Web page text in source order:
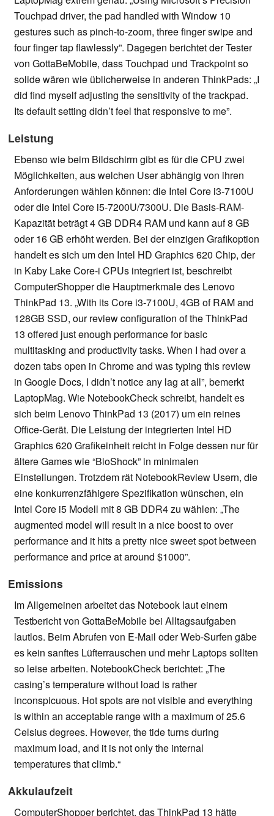
Touchpad driver, the pad handled with Window 10
gestures such as pinch-to-zoom, three finger swipe and
four finger tap flawlessly”. Dagegen berichtet der Tester
von GottaBeMobile, dass Touchpad und Trackpoint so
solide wären wie üblicherweise in anderen ThinkPads: „I
did find myself adjusting the sensitivity of the trackpad.
Its default setting didn’t feel that responsive to me”.
Leistung
Ebenso wie beim Bildschirm gibt es für die CPU zwei
Möglichkeiten, aus welchen User abhängig von ihren
Anforderungen wählen können: die Intel Core i3-7100U
oder die Intel Core i5-7200U/7300U. Die Basis-RAM-
Kapazität beträgt 4 GB DDR4 RAM und kann auf 8 GB
oder 16 GB erhöht werden. Bei der einzigen Grafikoption
handelt es sich um den Intel HD Graphics 620 Chip, der
in Kaby Lake Core-i CPUs integriert ist, beschreibt
ComputerShopper die Hauptmerkmale des Lenovo
ThinkPad 13. „With its Core i3-7100U, 4GB of RAM and
128GB SSD, our review configuration of the ThinkPad
13 offered just enough performance for basic
multitasking and productivity tasks. When I had over a
dozen tabs open in Chrome and was typing this review
in Google Docs, I didn’t notice any lag at all”, bemerkt
LaptopMag. Wie NotebookCheck schreibt, handelt es
sich beim Lenovo ThinkPad 13 (2017) um ein reines
Office-Gerät. Die Leistung der integrierten Intel HD
Graphics 620 Grafikeinheit reicht in Folge dessen nur für
ältere Games wie “BioShock” in minimalen
Einstellungen. Trotzdem rät NotebookReview Usern, die
eine konkurrenzfähigere Spezifikation wünschen, ein
Intel Core i5 Modell mit 8 GB DDR4 zu wählen: „The
augmented model will result in a nice boost to over
performance and it hits a pretty nice sweet spot between
performance and price at around $1000”.
Emissions
Im Allgemeinen arbeitet das Notebook laut einem
Testbericht von GottaBeMobile bei Alltagsaufgaben
lautlos. Beim Abrufen von E-Mail oder Web-Surfen gäbe
es kein sanftes Lüfterrauschen und mehr Laptops sollten
so leise arbeiten. NotebookCheck berichtet: „The
casing’s temperature without load is rather
inconspicuous. Hot spots are not visible and everything
is within an acceptable range with a maximum of 25.6
Celsius degrees. However, the tide turns during
maximum load, and it is not only the internal
temperatures that climb.“
Akkulaufzeit
ComputerShopper berichtet, das ThinkPad 13 hätte